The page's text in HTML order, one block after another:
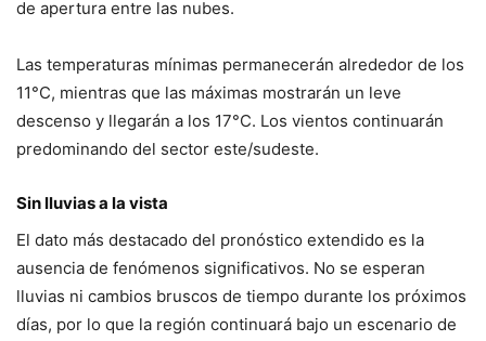
de apertura entre las nubes.
Las temperaturas mínimas permanecerán alrededor de los
11°C, mientras que las máximas mostrarán un leve
descenso y llegarán a los 17°C. Los vientos continuarán
predominando del sector este/sudeste.
Sin lluvias a la vista
El dato más destacado del pronóstico extendido es la
ausencia de fenómenos significativos. No se esperan
lluvias ni cambios bruscos de tiempo durante los próximos
días, por lo que la región continuará bajo un escenario de